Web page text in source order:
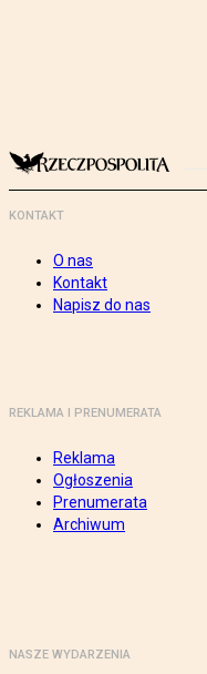
KONTAKT
O nas
Kontakt
Napisz do nas
REKLAMA I PRENUMERATA
Reklama
Ogłoszenia
Prenumerata
Archiwum
NASZE WYDARZENIA